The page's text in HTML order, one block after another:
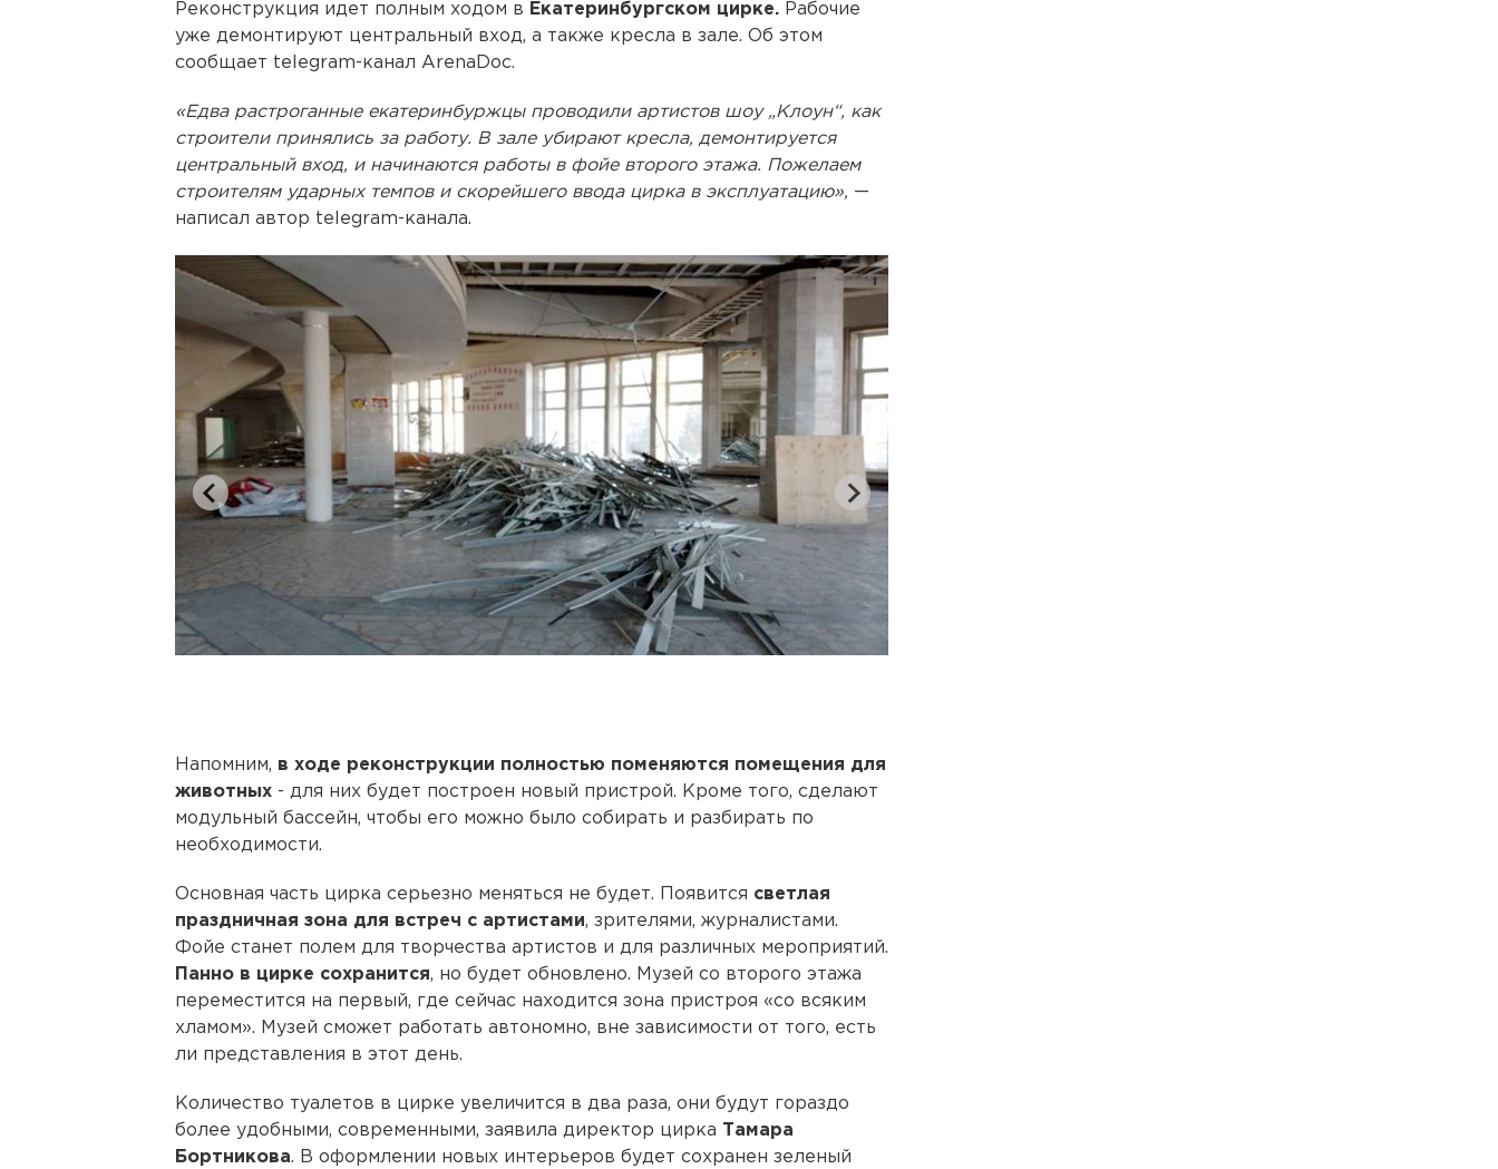
Реконструкция идет полным ходом в Екатеринбургском цирке. Рабочие
уже демонтируют центральный вход, а также кресла в зале. Об этом
сообщает telegram-канал ArenaDoc.
«Едва растроганные екатеринбуржцы проводили артистов шоу „Клоун“, как
строители принялись за работу. В зале убирают кресла, демонтируется
центральный вход, и начинаются работы в фойе второго этажа. Пожелаем
строителям ударных темпов и скорейшего ввода цирка в эксплуатацию», —
написал автор telegram-канала.
Напомним, в ходе реконструкции полностью поменяются помещения для
животных - для них будет построен новый пристрой. Кроме того, сделают
модульный бассейн, чтобы его можно было собирать и разбирать по
необходимости.
Основная часть цирка серьезно меняться не будет. Появится светлая
праздничная зона для встреч с артистами, зрителями, журналистами.
Фойе станет полем для творчества артистов и для различных мероприятий.
Панно в цирке сохранится, но будет обновлено. Музей со второго этажа
переместится на первый, где сейчас находится зона пристроя «со всяким
хламом». Музей сможет работать автономно, вне зависимости от того, есть
ли представления в этот день.
Количество туалетов в цирке увеличится в два раза, они будут гораздо
более удобными, современными, заявила директор цирка Тамара
Бортникова. В оформлении новых интерьеров будет сохранен зеленый